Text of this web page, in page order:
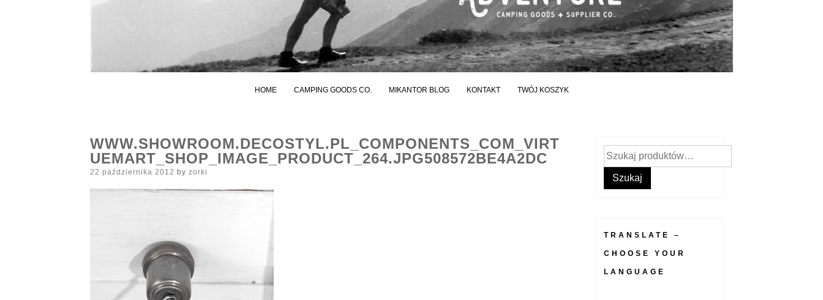
HOME CAMPING GOODS CO. MIKANTOR BLOG KONTAKT TWÓJ KOSZYK
WWW.SHOWROOM.DECOSTYL.PL_COMPONENTS_COM_VIRT
UEMART_SHOP_IMAGE_PRODUCT_264.JPG508572BE4A2DC
Posted
22 października 2012 by zorki
Szukaj:
Szukaj
TRANSLATE –
CHOOSE YOUR
LANGUAGE